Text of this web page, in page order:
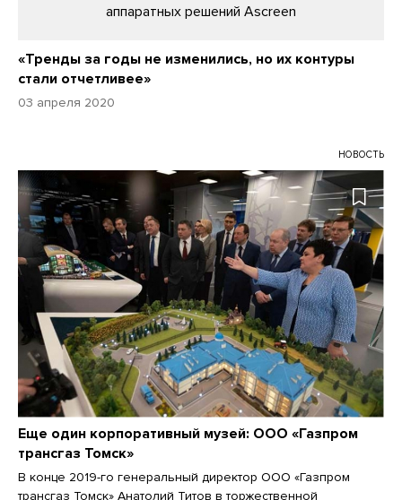
аппаратных решений Ascreen
«Тренды за годы не изменились, но их контуры
стали отчетливее»
03 апреля 2020
НОВОСТЬ
Еще один корпоративный музей: ООО «Газпром
трансгаз Томск»
В конце 2019-го генеральный директор ООО «Газпром
трансгаз Томск» Анатолий Титов в торжественной